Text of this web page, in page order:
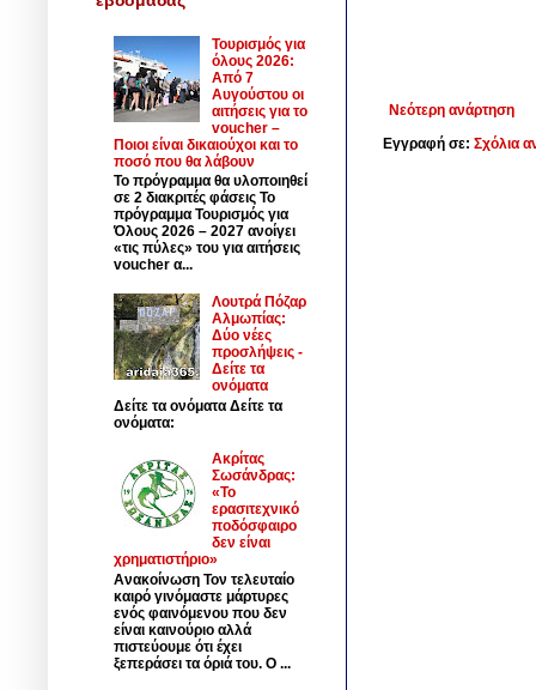
Νεότερη ανάρτηση
Εγγραφή σε: Σχόλια
Τουρισμός για
όλους 2026:
Από 7
Αυγούστου οι
αιτήσεις για το
voucher –
Ποιοι είναι δικαιούχοι και το
ποσό που θα λάβουν
Το πρόγραμμα θα υλοποιηθεί
σε 2 διακριτές φάσεις Το
πρόγραμμα Τουρισμός για
Όλους 2026 – 2027 ανοίγει
«τις πύλες» του για αιτήσεις
voucher α...
Λουτρά Πόζαρ
Αλμωπίας:
Δύο νέες
προσλήψεις -
Δείτε τα
ονόματα
Δείτε τα ονόματα Δείτε τα
ονόματα:
Ακρίτας
Σωσάνδρας:
«Το
ερασιτεχνικό
ποδόσφαιρο
δεν είναι
χρηματιστήριο»
Ανακοίνωση Τον τελευταίο
καιρό γινόμαστε μάρτυρες
ενός φαινόμενου που δεν
είναι καινούριο αλλά
πιστεύουμε ότι έχει
ξεπεράσει τα όριά του. Ο ...